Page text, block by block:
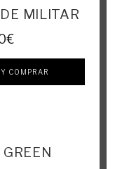
MILITAR
€
COMPRAR